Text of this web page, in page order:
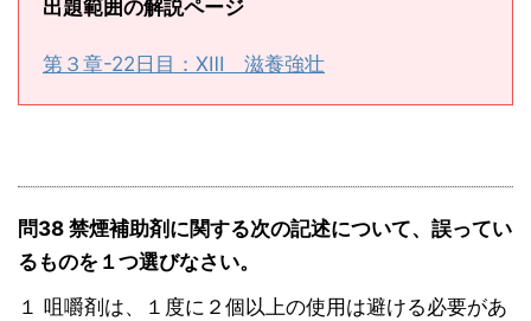
出題範囲の解説ページ
第３章-22日目：ⅩⅢ 滋養強壮
問38 禁煙補助剤に関する次の記述について、誤ってい
るものを１つ選びなさい。
１ 咀嚼剤は、１度に２個以上の使用は避ける必要があ